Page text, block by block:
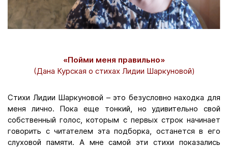
«Пойми меня правильно»
(Дана Курская о стихах Лидии Шаркуновой)
Стихи Лидии Шаркуновой – это безусловно находка для
меня лично. Пока еще тонкий, но удивительно свой
собственный голос, которым с первых строк начинает
говорить с читателем эта подборка, останется в его
слуховой памяти. А мне самой эти стихи показались